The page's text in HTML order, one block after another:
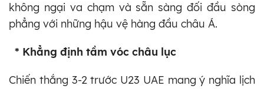
không ngại va chạm và sẵn sàng đối đầu sòng
phẳng với những hậu vệ hàng đầu châu Á.
* Khẳng định tầm vóc châu lục
Chiến thắng 3-2 trước U23 UAE mang ý nghĩa lịch